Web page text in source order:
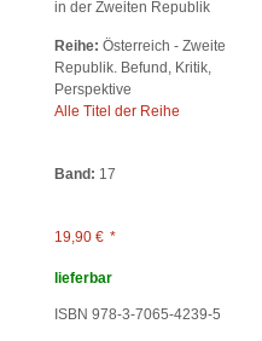
in der Zweiten Republik
Reihe: Österreich - Zweite
Republik. Befund, Kritik,
Perspektive
Alle Titel der Reihe
Band: 17
19,90 € *
lieferbar
ISBN 978-3-7065-4239-5